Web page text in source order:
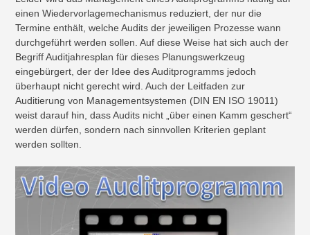
einen Wiedervorlagemechanismus reduziert, der nur die
Termine enthält, welche Audits der jeweiligen Prozesse wann
durchgeführt werden sollen. Auf diese Weise hat sich auch der
Begriff Auditjahresplan für dieses Planungswerkzeug
eingebürgert, der der Idee des Auditprogramms jedoch
überhaupt nicht gerecht wird. Auch der Leitfaden zur
Auditierung von Managementsystemen (DIN EN ISO 19011)
weist darauf hin, dass Audits nicht „über einen Kamm geschert“
werden dürfen, sondern nach sinnvollen Kriterien geplant
werden sollten.